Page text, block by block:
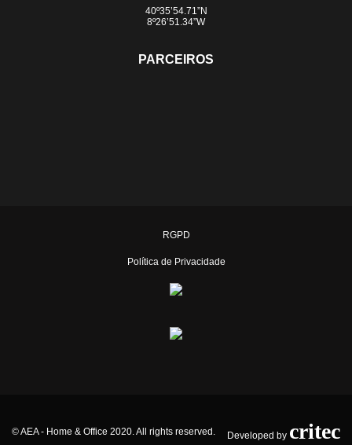
40º35’54.71”N
8º26’51.34”W
PARCEIROS
RGPD
Política de Privacidade
© AEA - Home & Office 2020. All rights reserved. Developed by critec